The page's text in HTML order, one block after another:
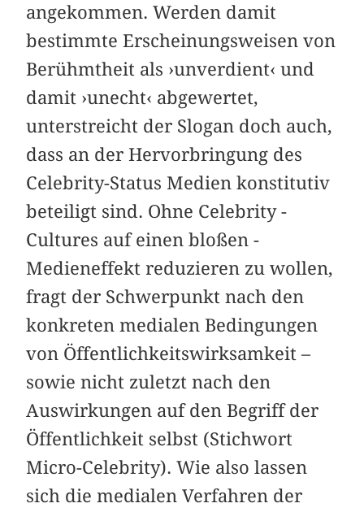
angekommen. Werden damit
bestimmte Erscheinungsweisen von
Berühmtheit als ›unverdient‹ und
damit ›unecht‹ abgewertet,
unterstreicht der Slogan doch auch,
dass an der Hervorbringung des
Celebrity-­Status Medien konstitutiv
beteiligt sind. Ohne Celebrity ­
Cultures auf einen bloßen ­
Medieneffekt reduzieren zu wollen,
fragt der Schwerpunkt nach den
konkreten medialen Bedingungen
von ­Öffentlichkeitswirksamkeit –
sowie nicht zuletzt nach den
Auswirkungen auf den Begriff der
Öffentlichkeit selbst (Stichwort
Micro-Celebrity). Wie also lassen
sich die medialen Verfahren der